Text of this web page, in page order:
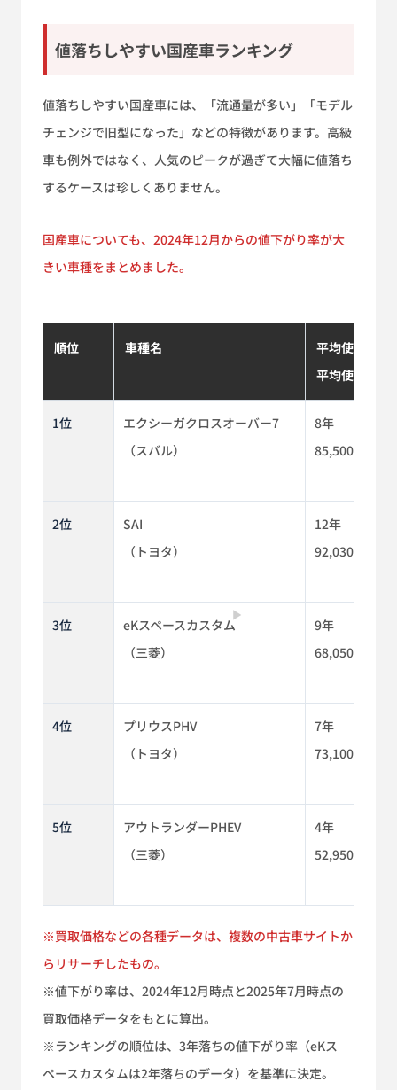
値落ちしやすい国産車ランキング
値落ちしやすい国産車には、「流通量が多い」「モデル
チェンジで旧型になった」などの特徴があります。高級
車も例外ではなく、人気のピークが過ぎて大幅に値落ち
するケースは珍しくありません。
国産車についても、2024年12月からの値下がり率が大
きい車種をまとめました。
▶
順位 車種名
平均使用年数
平均使用距離
1位
エクシーガクロスオーバー7
（スバル）
8年
85,500km
2位
SAI
（トヨタ）
12年
92,030km
3位
eKスペースカスタム
（三菱）
9年
68,050km
4位
プリウスPHV
（トヨタ）
7年
73,100km
5位
アウトランダーPHEV
（三菱）
4年
52,950km
※買取価格などの各種データは、複数の中古車サイトか
らリサーチしたもの。
※値下がり率は、2024年12月時点と2025年7月時点の
買取価格データをもとに算出。
※ランキングの順位は、3年落ちの値下がり率（eKス
ペースカスタムは2年落ちのデータ）を基準に決定。